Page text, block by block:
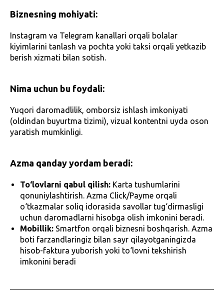
Biznesning mohiyati:
Instagram va Telegram kanallari orqali bolalar
kiyimlarini tanlash va pochta yoki taksi orqali yetkazib
berish xizmati bilan sotish.
Nima uchun bu foydali:
Yuqori daromadlilik, omborsiz ishlash imkoniyati
(oldindan buyurtma tizimi), vizual kontentni uyda oson
yaratish mumkinligi.
Azma qanday yordam beradi:
To‘lovlarni qabul qilish: Karta tushumlarini
qonuniylashtirish. Azma Click/Payme orqali
o‘tkazmalar soliq idorasida savollar tug‘dirmasligi
uchun daromadlarni hisobga olish imkonini beradi.
Mobillik: Smartfon orqali biznesni boshqarish. Azma
boti farzandlaringiz bilan sayr qilayotganingizda
hisob-faktura yuborish yoki to‘lovni tekshirish
imkonini beradi